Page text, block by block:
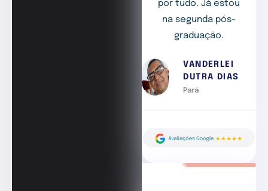
por tudo. Já estou
na segunda pós-
graduação.
VANDERLEI
DUTRA DIAS
Pará